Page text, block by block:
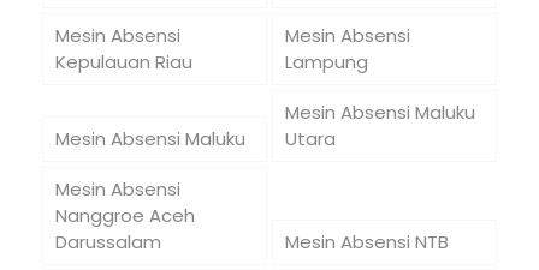
Mesin Absensi
Kepulauan Riau
Mesin Absensi
Lampung
Mesin Absensi Maluku
Mesin Absensi Maluku
Utara
Mesin Absensi
Nanggroe Aceh
Darussalam
Mesin Absensi NTB